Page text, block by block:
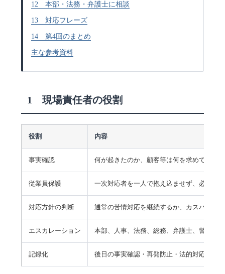
12 本部・法務・弁護士に相談
13 対応フレーズ
14 第4回のまとめ
主な参考資料
1 現場責任者の役割
役割 内容
事実確認 何が起きたのか、顧客等は何を求めている
従業員保護 一次対応者を一人で抱え込ませず、必要に
対応方針の判断 通常の苦情対応を継続するか、カスハラ対
エスカレーション 本部、人事、法務、総務、弁護士、警察等
記録化 後日の事実確認・再発防止・法的対応に備